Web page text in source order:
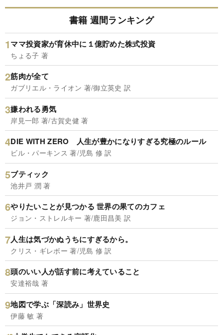
書籍 週間ランキング
ママ投資家が育休中に１億貯めた株式投資
ちょる子 著
筋肉が全て
ガブリエル・ライオン 著/御立英史 訳
嫌われる勇気
岸見一郎 著/古賀史健 著
DIE WITH ZERO 人生が豊かになりすぎる究極のルール
ビル・パーキンス 著/児島 修 訳
ブティック
池井戸 潤 著
やりたいことが見つかる 世界の果てのカフェ
ジョン・ストレルキー 著/鹿田昌美 訳
人生は気づかぬうちにすぎるから。
クリス・ギレボー 著/児島 修 訳
頭のいい人が話す前に考えていること
安達裕哉 著
地図で学ぶ「深読み」世界史
伊藤 敏 著